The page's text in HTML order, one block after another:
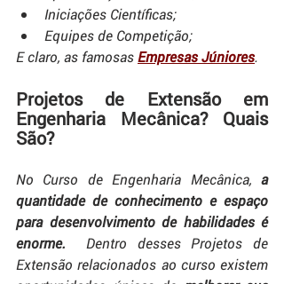
Iniciações Científicas;
Equipes de Competição;
E claro, as famosas Empresas Júniores.
Projetos de Extensão em
Engenharia Mecânica? Quais
São?
No Curso de Engenharia Mecânica, a
quantidade de conhecimento e espaço
para desenvolvimento de habilidades é
enorme.
  Dentro desses Projetos de
Extensão relacionados ao curso existem